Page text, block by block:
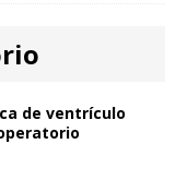
de ventrículo